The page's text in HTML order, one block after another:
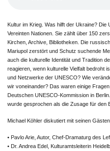
Kultur im Krieg. Was hilft der Ukraine?
Vereinten Nationen. Sie zählt über 150
Kirchen, Archive, Bibliotheken. Die
Mariupol zerstört und Schutz suchende
auch die kulturelle Identität und Tradition
reagieren, wenn kulturelle Vielfalt bedroht
und Netzwerke der UNESCO? Wie
wir voneinander? Das waren einige
Deutschen UNESCO-Kommission in
wurde gesprochen als die Zusage für den
Michael Köhler diskutiert mit seinen
• Pavlo Arie, Autor, Chef-Dramaturg des
• Dr. Andrea Edel, Kulturamtsleiterin